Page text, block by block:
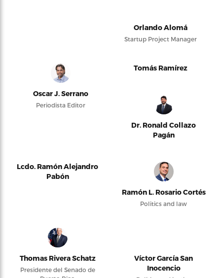
Orlando Alomá
Startup Project Manager
Oscar J. Serrano
Periodista Editor
Tomás Ramírez
Dr. Ronald Collazo
Pagán
Lcdo. Ramón Alejandro
Pabón
Ramón L. Rosario Cortés
Politics and law
Thomas Rivera Schatz
Presidente del Senado de
Víctor García San
Inocencio